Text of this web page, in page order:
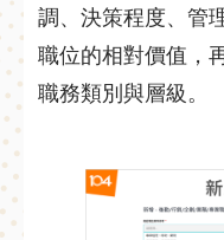
調、決策程度、管
職位的相對價值，
職務類別與層級。